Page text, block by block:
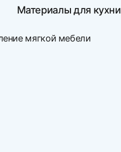
Материалы для кухни